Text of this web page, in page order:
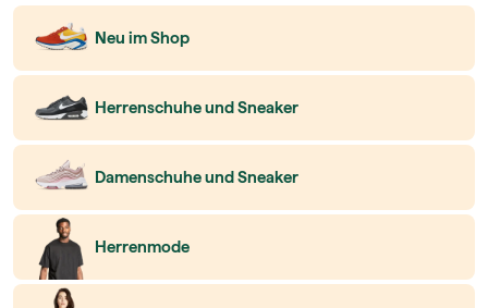
Neu im Shop
Herrenschuhe und Sneaker
Damenschuhe und Sneaker
Herrenmode